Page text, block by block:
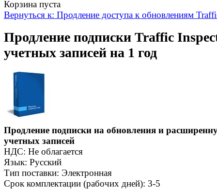
Корзина пуста
Вернуться к: Продление доступа к обновлениям
Продление подписки Traffic
учетных записей на 1 год
Продление подписки на обновления и
учетных записей
НДС: Не облагается
Язык: Русский
Тип поставки: Электронная
Срок комплектации (рабочих дней): 3-5